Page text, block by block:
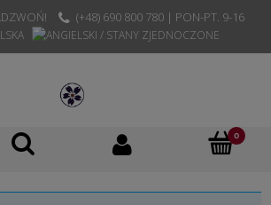
(+48) 690 800 780 | PON-PT. 9-16